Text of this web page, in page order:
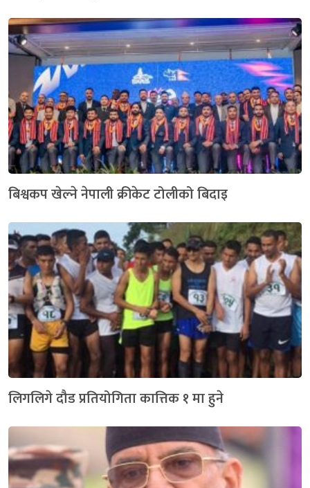
बिश्वकप खेल्ने नेपाली क्रीकेट टोलीको बिदाइ
लिगलिगे दौड प्रतियोगिता कात्तिक १ मा हुने